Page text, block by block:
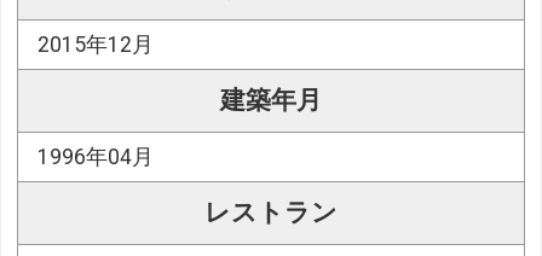
2015年12月
建築年月
1996年04月
レストラン